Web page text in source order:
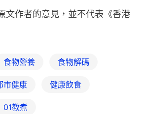
文作者的意見，並不代表《香港
食物營養 食物解碼
市健康 健康飲食
01教煮